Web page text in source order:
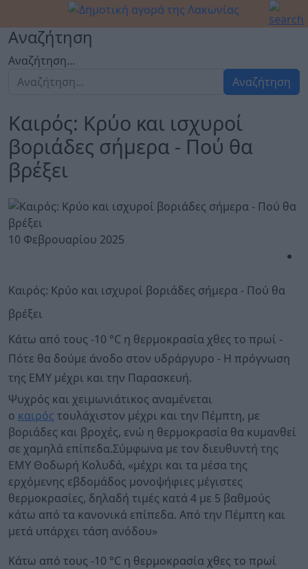
Αναζήτηση
Αναζήτηση...
Αναζήτηση
Καιρός: Κρύο και ισχυροί
βοριάδες σήμερα - Πού θα
βρέξει
10 Φεβρουαρίου 2025
Καιρός: Κρύο και ισχυροί βοριάδες σήμερα - Πού θα
βρέξει
Κάτω από τους -10 °C η θερμοκρασία χθες το πρωί -
Πότε θα δούμε άνοδο στον υδράργυρο - Η πρόγνωση
της ΕΜΥ μέχρι και την Παρασκευή.
Ψυχρός και χειμωνιάτικος αναμένεται
ο καιρός τουλάχιστον μέχρι και την Πέμπτη, με
βοριάδες και βροχές, ενώ η θερμοκρασία θα κυμανθεί
σε χαμηλά επίπεδα.Σύμφωνα με τον διευθυντή της
ΕΜΥ Θοδωρή Κολυδά, «μέχρι και τα μέσα της
ερχόμενης εβδομάδος μονοψήφιες μέγιστες
θερμοκρασίες, δηλαδή τιμές κατά 4 με 5 βαθμούς
κάτω από τα κανονικά επίπεδα. Από την Πέμπτη και
μετά υπάρχει τάση ανόδου»
Κάτω από τους -10 °C η θερμοκρασία χθες το πρωί